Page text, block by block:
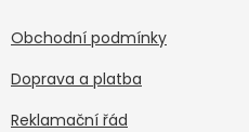
Obchodní podmínky
Doprava a platba
Reklamační řád